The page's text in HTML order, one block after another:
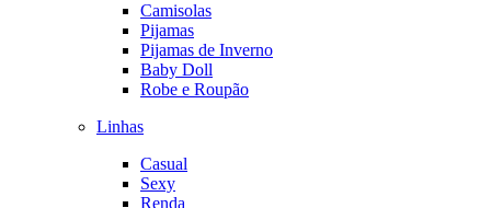
Camisolas
Pijamas
Pijamas de Inverno
Baby Doll
Robe e Roupão
Linhas
Casual
Sexy
Renda